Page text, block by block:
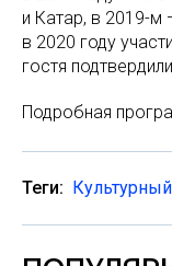
и Катар, в 2019-м
в 2020 году
гостя
Подробная
Теги: